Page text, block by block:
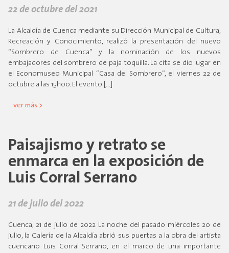
22 de octubre del 2021
La Alcaldía de Cuenca mediante su Dirección Municipal de Cultura,
Recreación y Conocimiento, realizó la presentación del nuevo
“Sombrero de Cuenca” y la nominación de los nuevos
embajadores del sombrero de paja toquilla. La cita se dio lugar en
el Economuseo Municipal “Casa del Sombrero”, el viernes 22 de
octubre a las 15h00. El evento […]
ver más >
Paisajismo y retrato se
enmarca en la exposición de
Luis Corral Serrano
21 de julio del 2022
Cuenca, 21 de julio de 2022 La noche del pasado miércoles 20 de
julio, la Galería de la Alcaldía abrió sus puertas a la obra del artista
cuencano Luis Corral Serrano, en el marco de una importante